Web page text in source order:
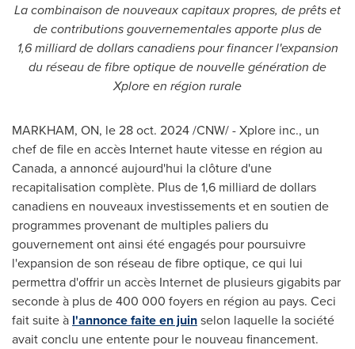
La combinaison de nouveaux capitaux propres, de prêts et
de contributions gouvernementales apporte plus de
1,6 milliard de dollars canadiens pour financer l'expansion
du réseau de fibre optique de nouvelle génération de
Xplore en région rurale
MARKHAM, ON, le28 oct. 2024/CNW/ - Xplore inc., un
chef de file en accès Internet haute vitesse en région au
Canada, a annoncé aujourd'hui la clôture d'une
recapitalisation complète. Plus de 1,6 milliard de dollars
canadiens en nouveaux investissements et en soutien de
programmes provenant de multiples paliers du
gouvernement ont ainsi été engagés pour poursuivre
l'expansion de son réseau de fibre optique, ce qui lui
permettra d'offrir un accès Internet de plusieurs gigabits par
seconde à plus de 400 000 foyers en région au pays. Ceci
fait suite à l'annonce faite en juinselon laquelle la société
avait conclu une entente pour le nouveau financement.